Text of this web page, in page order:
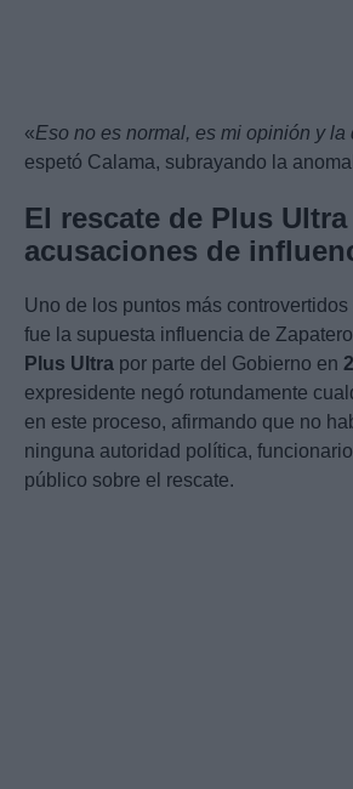
«Eso no es normal, es mi opinión y la
espetó Calama, subrayando la
El rescate de Plus
acusaciones de
Uno de los puntos más
fue la supuesta influencia de
Plus Ultra por parte del Gobierno en
expresidente negó rotundamente
en este proceso, afirmando que no
ninguna autoridad política,
público sobre el rescate.